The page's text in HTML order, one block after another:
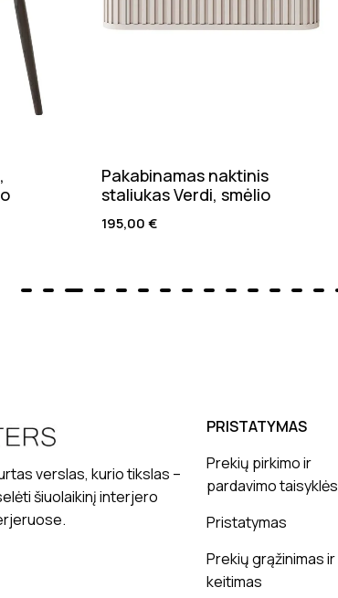
Pakabinamas naktinis
staliukas Verdi, smėlio
195,00€
verslas, kurio tikslas –
šiuolaikinį interjero
PRISTATYMAS
Prekių pirkimo ir
pardavimo taisyklės
Pristatymas
Prekių grąžinimas ir
keitimas